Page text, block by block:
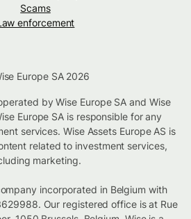
Scams
enforcement
Europe SA 2026
by Wise Europe SA and Wise
Europe SA is responsible for any
services. Wise Assets Europe AS is
related to investment services,
marketing.
incorporated in Belgium with
Our registered office is at Rue